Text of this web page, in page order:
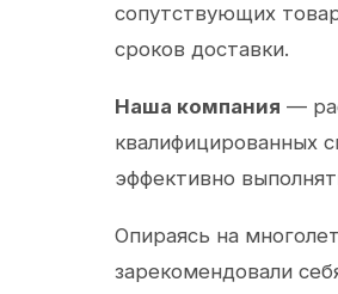
сопутствующих
сроков доставки.
Наша компания —
квалифицированных
эффективно
Опираясь на
зарекомендовали